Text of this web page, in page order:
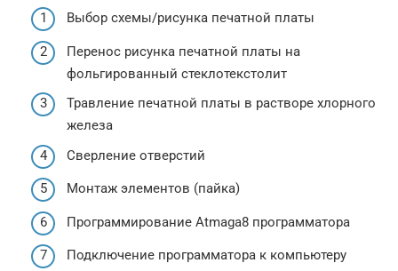
Выбор схемы/рисунка печатной платы
Перенос рисунка печатной платы на
фольгированный стеклотекстолит
Травление печатной платы в растворе хлорного
железа
Сверление отверстий
Монтаж элементов (пайка)
Программирование Atmaga8 программатора
Подключение программатора к компьютеру